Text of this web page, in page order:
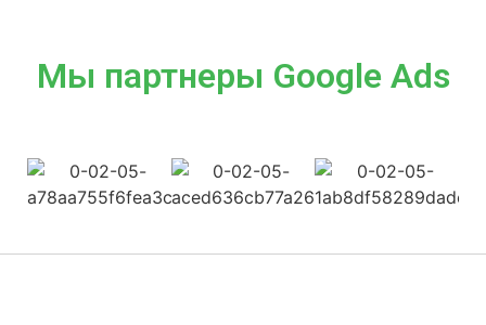
Мы партнеры Google Ads